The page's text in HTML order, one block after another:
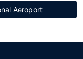
Aeroport